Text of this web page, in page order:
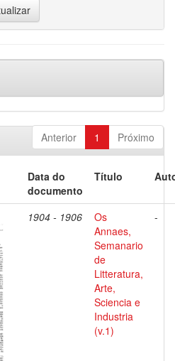
Anterior 1 Próximo
Data do
documento
Título
1904 - 1906
Os
Annaes,
Semanario
de
Litteratura,
Arte,
Sciencia e
Industria
(v.1)
-